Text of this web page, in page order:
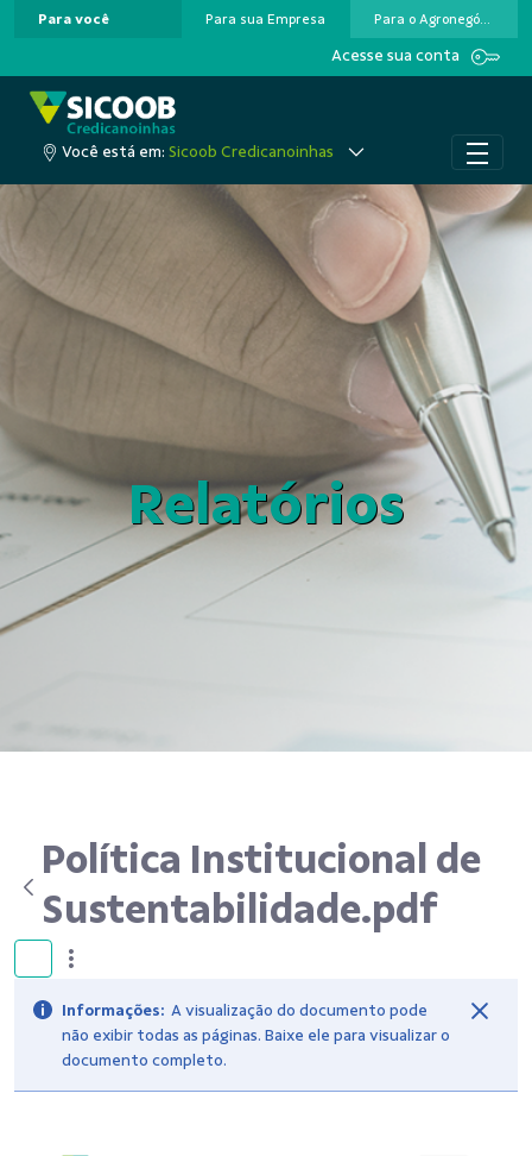
Pular para o Conteúdo principal
Para você Para sua Empresa Para o Agronegócio
Acesse sua conta
Você está em: Sicoob Credicanoinhas
Relatórios
Política Institucional de
Sustentabilidade.pdf
Informações: A visualização do documento pode
não exibir todas as páginas. Baixe ele para visualizar o
documento completo.